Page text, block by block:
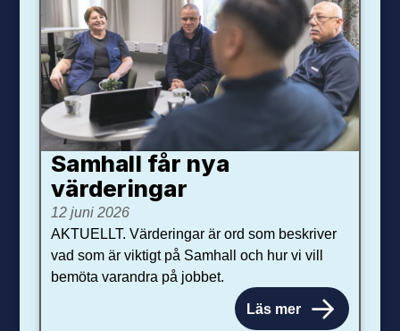
Samhall får nya
värdering­ar
12 juni 2026
AKTUELLT. Värderingar är ord som beskriver
vad som är viktigt på Samhall och hur vi vill
bemöta varandra på jobbet.
Läs mer